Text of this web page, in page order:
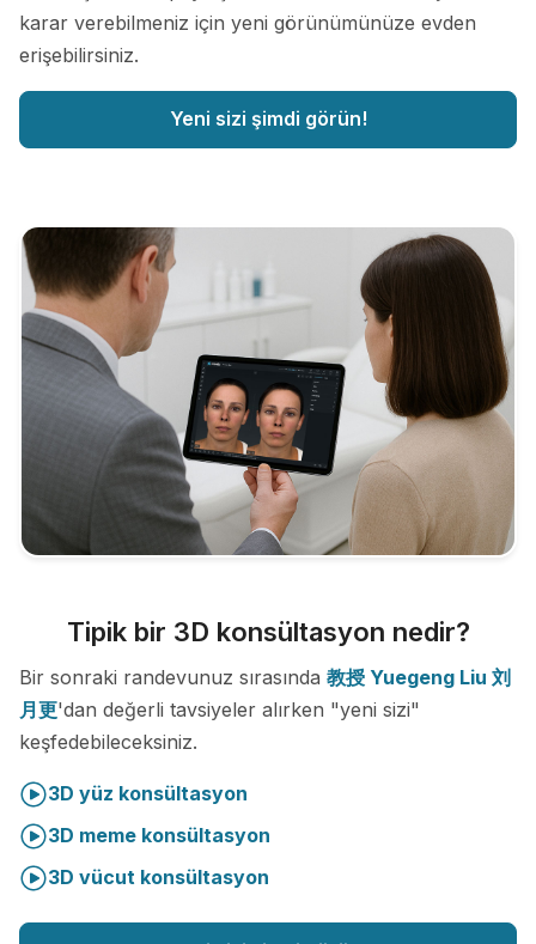
karar verebilmeniz için yeni görünümünüze evden
erişebilirsiniz.
Yeni sizi şimdi görün!
Tipik bir 3D konsültasyon nedir?
Bir sonraki randevunuz sırasında 教授 Yuegeng Liu 刘
月更'dan değerli tavsiyeler alırken "yeni sizi"
keşfedebileceksiniz.
3D yüz konsültasyon
3D meme konsültasyon
3D vücut konsültasyon